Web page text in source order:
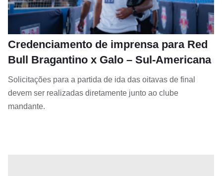
Credenciamento de imprensa para Red
Bull Bragantino x Galo – Sul-Americana
Solicitações para a partida de ida das oitavas de final
devem ser realizadas diretamente junto ao clube
mandante.